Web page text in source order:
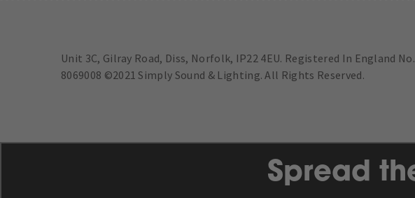
Unit 3C, Gilray Road, Diss, Norfolk, IP22 4EU. Registered In England No.
8069008 ©2021 Simply Sound & Lighting. All Rights Reserved.